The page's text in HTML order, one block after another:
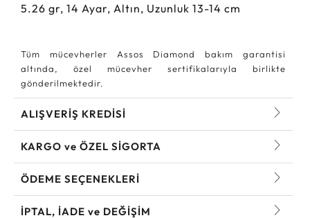
5.26 gr, 14 Ayar, Altın, Uzunluk 13-14 cm
Tüm mücevherler Assos Diamond bakım garantisi
altında, özel mücevher sertifikalarıyla birlikte
gönderilmektedir.
ALIŞVERİŞ KREDİSİ
KARGO ve ÖZEL SİGORTA
ÖDEME SEÇENEKLERİ
İPTAL, İADE ve DEĞİŞİM